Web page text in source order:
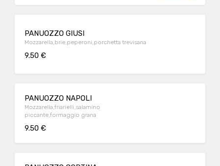
PANUOZZO GIUSI
Mozzarella,brie,peperoni,porchetta trevisana
9.50 €
PANUOZZO NAPOLI
Mozzarella,friarielli,salamino
piccante,formaggio grana
9.50 €